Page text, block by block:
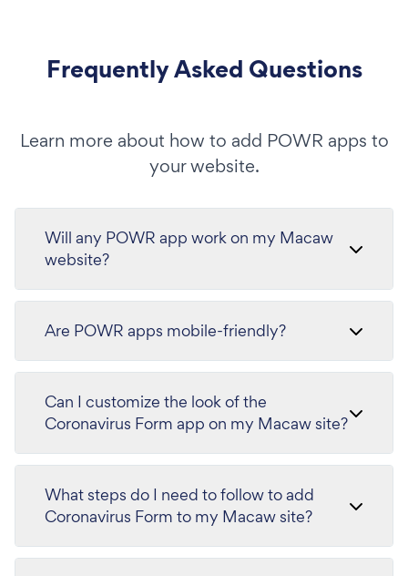
Frequently Asked Questions
Learn more about how to add POWR apps to
your website.
Will any POWR app work on my Macaw
website?
Are POWR apps mobile-friendly?
Can I customize the look of the
Coronavirus Form app on my Macaw site?
What steps do I need to follow to add
Coronavirus Form to my Macaw site?